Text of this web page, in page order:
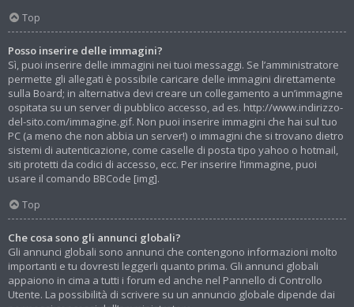
Top
Posso inserire delle immagini?
Sì, puoi inserire delle immagini nei tuoi messaggi. Se l’amministratore
permette gli allegati è possibile caricare delle immagini direttamente
sulla Board; in alternativa devi creare un collegamento a un’immagine
ospitata su un server di pubblico accesso, ad es. http://www.indirizzo-
del-sito.com/immagine.gif. Non puoi inserire immagini che hai sul tuo
PC (a meno che non abbia un server!) o immagini che si trovano dietro
sistemi di autenticazione, come caselle di posta tipo yahoo o hotmail,
siti protetti da codici di accesso, ecc. Per inserire l’immagine, puoi
usare il comando BBCode [img].
Top
Che cosa sono gli annunci globali?
Gli annunci globali sono annunci che contengono informazioni molto
importanti e tu dovresti leggerli quanto prima. Gli annunci globali
appaiono in cima a tutti i forum ed anche nel Pannello di Controllo
Utente. La possibilità di scrivere su un annuncio globale dipende dai